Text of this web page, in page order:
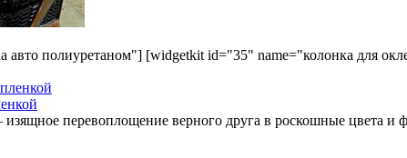
полиуретаном"] [widgetkit id="35" name="колонка для
изящное перевоплощение верного друга в роскошные цвета